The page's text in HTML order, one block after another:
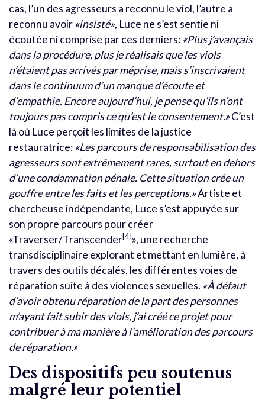
cas, l’un des agresseurs a reconnu le viol, l’autre a
reconnu avoir «insisté», Luce ne s’est sentie ni
écoutée ni comprise par ces derniers: «Plus j’avançais
dans la procédure, plus je réalisais que les viols
n’étaient pas arrivés par méprise, mais s’inscrivaient
dans le continuum d’un manque d’écoute et
d’empathie. Encore aujourd’hui, je pense qu’ils n’ont
toujours pas compris ce qu’est le consentement.»C’est
là où Luce perçoit les limites de la justice
restauratrice: «Les parcours de responsabilisation des
agresseurs sont extrêmement rares, surtout en dehors
d’une condamnation pénale. Cette situation crée un
gouffre entre les faits et les perceptions.»Artiste et
chercheuse indépendante, Luce s’est appuyée sur
son propre parcours pour créer
«Traverser/Transcender[4]», une recherche
transdisciplinaire explorant et mettant en lumière, à
travers des outils décalés, les différentes voies de
réparation suite à des violences sexuelles. «À défaut
d’avoir obtenu réparation de la part des personnes
m’ayant fait subir des viols, j’ai créé ce projet pour
contribuer à ma manière à l’amélioration des parcours
de réparation.»
Des dispositifs peu soutenus
malgré leur potentiel